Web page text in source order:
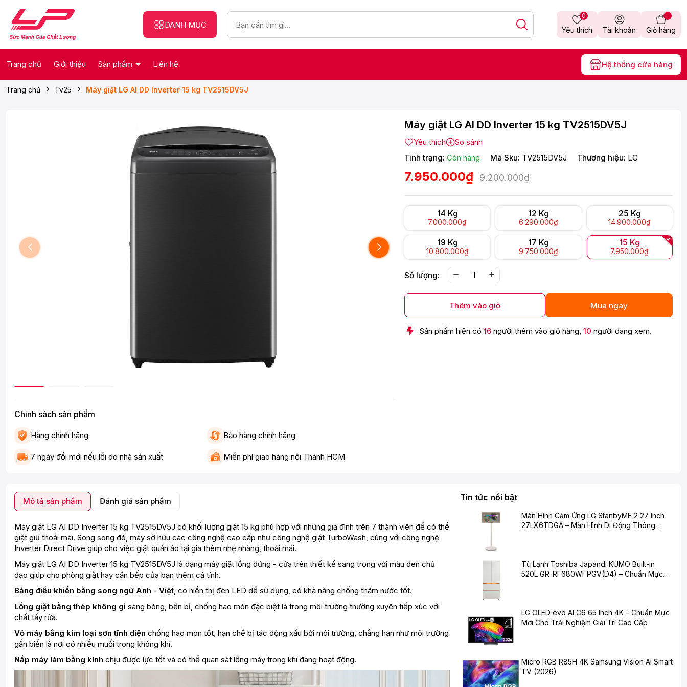
DANH MỤC
Yêu thích
0
Tài khoản Giỏ hàng
Trang chủ Giới thiệu Sản phẩm Liên hệ Hệ thống cửa hàng
Trang chủ Tv25 Máy giặt LG AI DD Inverter 15 kg TV2515DV5J
Chinh sách sản phẩm
Hàng chính hãng Bảo hàng chính hãng
7 ngày đổi mới nếu lỗi do nhà sản xuất Miễn phí giao hàng nội Thành HCM
Máy giặt LG AI DD Inverter 15 kg TV2515DV5J
Yêu thích
So sánh
Tình trạng: Còn hàng Mã Sku: TV2515DV5J Thương hiệu: LG
7.950.000₫ 9.200.000₫
14 Kg
7.000.000₫
12 Kg
6.290.000₫
25 Kg
14.900.000₫
19 Kg
10.800.000₫
17 Kg
9.750.000₫
15 Kg
7.950.000₫
Số lượng:
Thêm vào giỏ Mua ngay
Sản phẩm hiện có 16 người thêm vào giỏ hàng, 10 người đang xem.
Mô tả sản phẩm Đánh giá sản phẩm
Máy giặt LG AI DD Inverter 15 kg TV2515DV5J có khối lượng giặt 15 kg phù hợp với những gia đình trên 7 thành viên để có thể
giặt giũ thoải mái. Song song đó, máy sở hữu các công nghệ cao cấp như công nghệ giặt TurboWash, cùng với công nghệ
Inverter Direct Drive giúp cho việc giặt quần áo tại gia thêm nhẹ nhàng, thoải mái.
Máy giặt LG AI DD Inverter 15 kg TV2515DV5J là dạng máy giặt lồng đứng - cửa trên thiết kế sang trọng với màu đen chủ
đạo giúp cho phòng giặt hay căn bếp của bạn thêm cá tính.
Bảng điều khiển bằng song ngữ Anh - Việt , có hiển thị đèn LED dễ sử dụng, có khả năng chống thấm nước tốt.
Lồng giặt bằng thép không gỉ sáng bóng, bền bỉ, chống hao mòn đặc biệt là trong môi trường thường xuyên tiếp xúc với
chất tẩy rửa.
Vỏ máy bằng kim loại sơn tĩnh điện chống hao mòn tốt, hạn chế bị tác động xấu bởi môi trường, chẳng hạn như môi trường
gần biển là nơi có nhiều muối trong không khí.
Nắp máy làm bằng kính chịu được lực tốt và có thể quan sát lồng máy trong khi đang hoạt động.
Tin tức nổi bật
Màn Hình Cảm Ứng LG StanbyME 2 27 Inch
27LX6TDGA – Màn Hình Di Động Thông
Tủ Lạnh Toshiba Japandi KUMO Built-in
520L GR-RF680WI-PGV(D4) – Chuẩn Mực
LG OLED evo AI C6 65 Inch 4K – Chuẩn Mực
Mới Cho Trải Nghiệm Giải Trí Cao Cấp
Micro RGB R85H 4K Samsung Vision AI Smart
TV (2026)